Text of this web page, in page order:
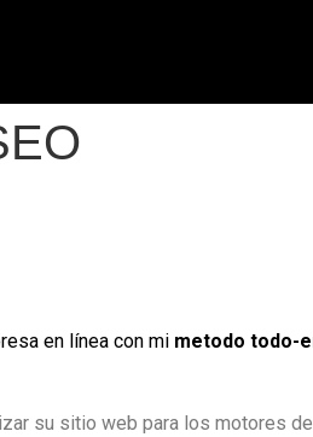
en línea con mi metodo todo-
su sitio web para los motores